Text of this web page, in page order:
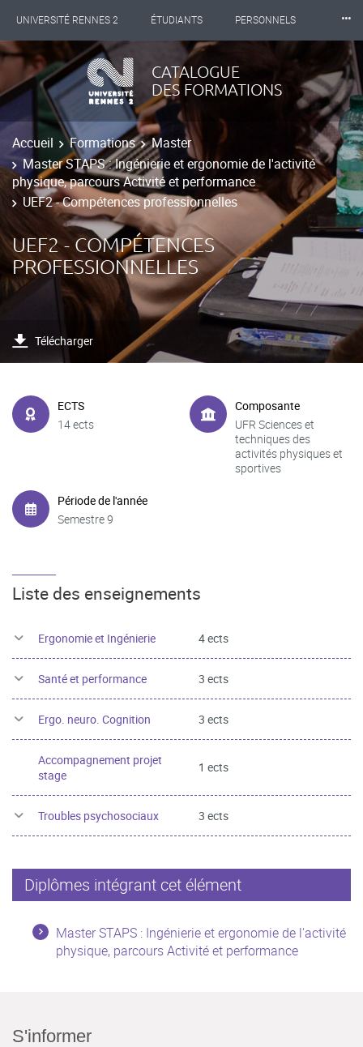
UNIVERSITÉ RENNES 2 ÉTUDIANTS PERSONNELS
INTERNATIONAL PROFESSIONNELS BIBLIOTHÈQUES
LES NOUVELLES DE RENNES 2
⸱⸱⸱
CATALOGUE
DES FORMATIONS
Accueil Formations
Master
Master STAPS : Ingénierie et ergonomie de l'activité
physique, parcours Activité et performance
UEF2 - Compétences professionnelles
UEF2 - COMPÉTENCES
PROFESSIONNELLES
Télécharger
ECTS
14 ects
Composante
UFR Sciences et
techniques des
activités physiques et
sportives
Période de l'année
Semestre 9
Liste des enseignements
Ergonomie et Ingénierie 4 ects
Santé et performance 3 ects
Ergo. neuro. Cognition 3 ects
Accompagnement projet
stage
1 ects
Troubles psychosociaux 3 ects
Diplômes intégrant cet élément
Master STAPS : Ingénierie et ergonomie de l'activité
physique, parcours Activité et performance
S'informer